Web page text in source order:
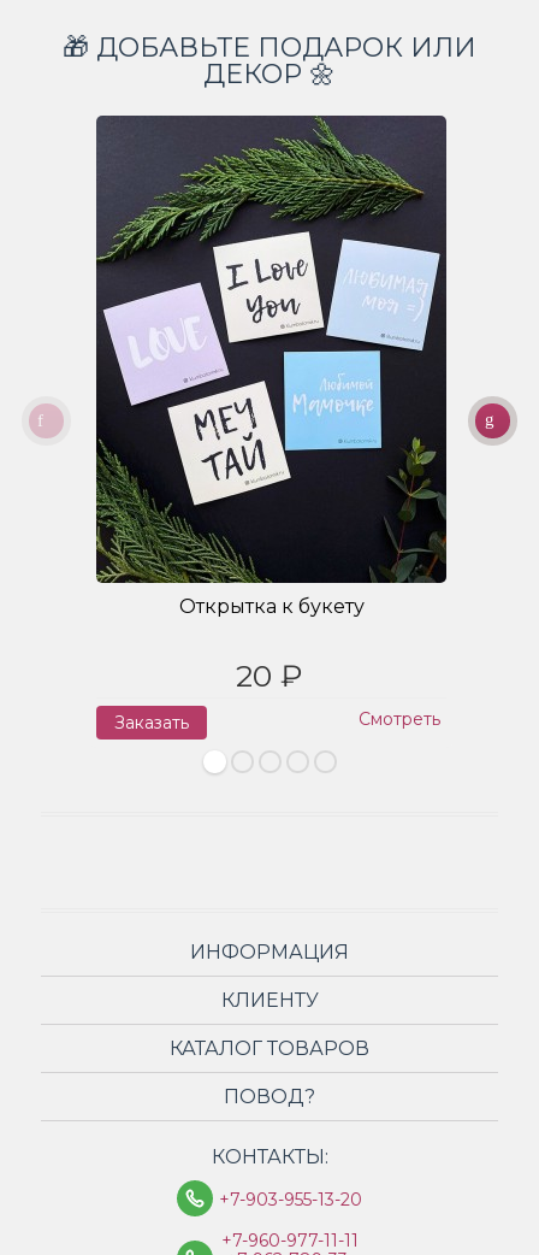
🎁 ДОБАВЬТЕ ПОДАРОК ИЛИ
ДЕКОР 🌼
Открытка к букету
20 ₽
Заказать Смотреть
ИНФОРМАЦИЯ
КЛИЕНТУ
КАТАЛОГ ТОВАРОВ
ПОВОД?
КОНТАКТЫ:
+7-903-955-13-20
+7-960-977-11-11